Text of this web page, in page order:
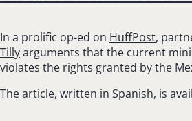
In a prolific op-ed on HuffPost,
Tillyarguments that the current
violates the rights granted by the
The article, written in Spanish, is